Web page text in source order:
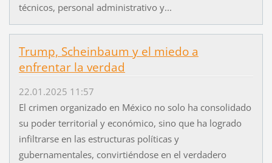
técnicos, personal administrativo y...
Trump, Scheinbaum y el miedo a
enfrentar la verdad
22.01.2025 11:57
El crimen organizado en México no solo ha consolidado
su poder territorial y económico, sino que ha logrado
infiltrarse en las estructuras políticas y
gubernamentales, convirtiéndose en el verdadero